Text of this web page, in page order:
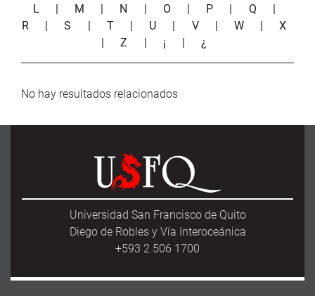
L
| M | N | O | P | Q
|
R
|S | T | U | V |W |X
|Z | ¡ |¿
No hay resultados relacionados
Universidad San Francisco de Quito
Diego de Robles y Vía Interoceánica
+593 2 506 1700